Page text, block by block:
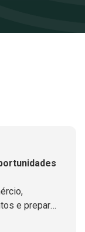
e prepara